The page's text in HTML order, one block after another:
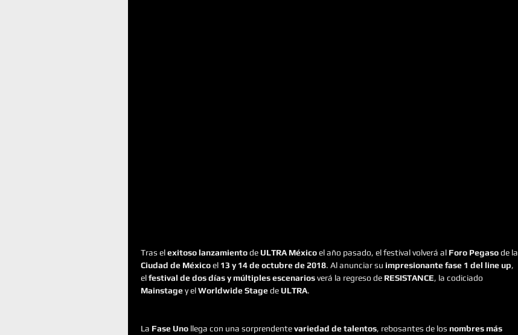
Tras el exitoso lanzamiento de ULTRA México el año pasado, el festival volverá al Foro Pegaso de la
Ciudad de México el 13 y 14 de octubre de 2018. Al anunciar su impresionante fase 1 del line up,
el festival de dos días y múltiples escenarios verá la regreso de RESISTANCE, la codiciado
Mainstage y el Worldwide Stage de ULTRA.
La Fase Uno llega con una sorprendente variedad de talentos, rebosantes de los nombres más